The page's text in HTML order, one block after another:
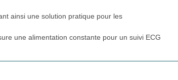
ainsi une solution pratique pour les
une alimentation constante pour un suivi ECG